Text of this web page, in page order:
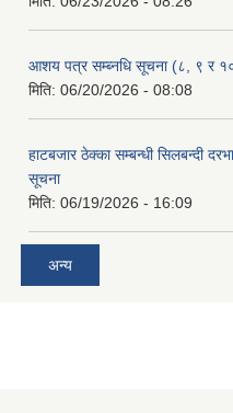
आशय पत्र सम्ब्नधि सूचना (८, ९ र
मिति: 06/20/2026 - 08:08
हाटबजार ठेक्का सम्बन्धी सिलबन्दी
सूचना
मिति: 06/19/2026 - 16:09
अन्य